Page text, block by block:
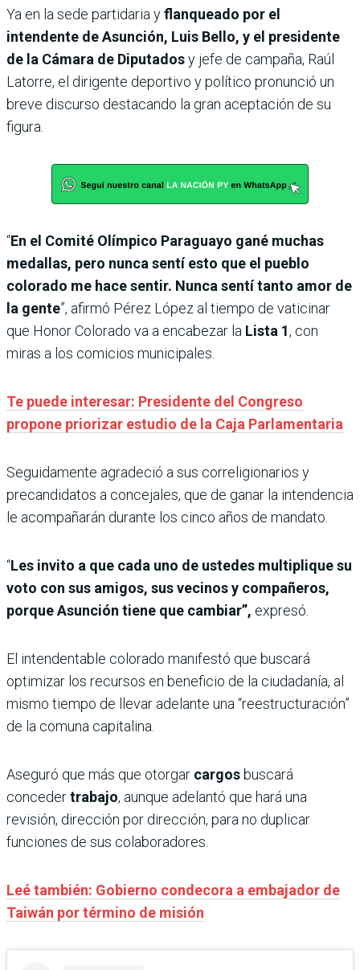
Ya en la sede partidaria yflanqueado por el
intendente de Asunción, Luis Bello, y el presidente
de la Cámara de Diputadosy jefe de campaña, Raúl
Latorre, el dirigente deportivo y político pronunció un
breve discurso destacando la gran aceptación de su
figura.
“En el Comité Olímpico Paraguayo gané muchas
medallas, pero nunca sentí esto que el pueblo
colorado me hace sentir. Nunca sentí tanto amor de
la gente”, afirmó Pérez López al tiempo de vaticinar
que Honor Colorado va a encabezar la Lista 1, con
miras a los comicios municipales.
Te puede interesar: Presidente del Congreso
propone priorizar estudio de la Caja Parlamentaria
Seguidamente agradeció a sus correligionarios y
precandidatos a concejales, que de ganar la intendencia
le acompañarán durante los cinco años de mandato.
“Les invito a que cada uno de ustedes multiplique su
voto con sus amigos, sus vecinos y compañeros,
porque Asunción tiene que cambiar”, expresó.
El intendentable colorado manifestó que buscará
optimizar los recursos en beneficio de la ciudadanía, al
mismo tiempo de llevar adelante una “reestructuración”
de la comuna capitalina.
Aseguró que más que otorgar cargos buscará
concedertrabajo, aunque adelantó que hará una
revisión, dirección por dirección, para no duplicar
funciones de sus colaboradores.
Leé también: Gobierno condecora a embajador de
Taiwán por término de misión